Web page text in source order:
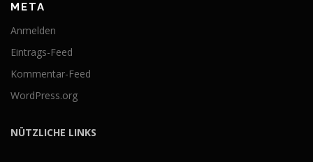
META
Anmelden
Eintrags-Feed
Kommentar-Feed
WordPress.org
NÜTZLICHE LINKS